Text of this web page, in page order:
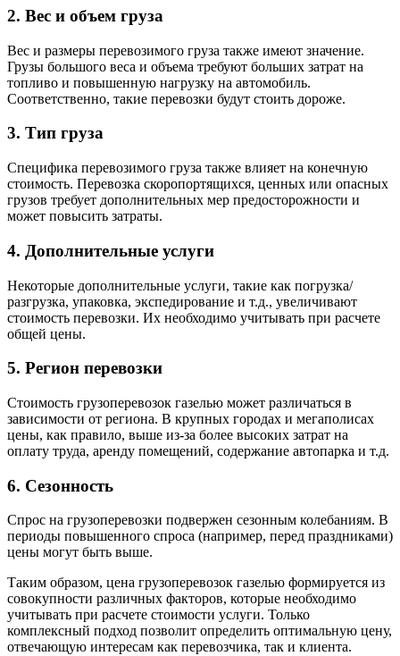
2. Вес и объем груза
Вес и размеры перевозимого груза также имеют значение.
Грузы большого веса и объема требуют больших затрат на
топливо и повышенную нагрузку на автомобиль.
Соответственно, такие перевозки будут стоить дороже.
3. Тип груза
Специфика перевозимого груза также влияет на конечную
стоимость. Перевозка скоропортящихся, ценных или опасных
грузов требует дополнительных мер предосторожности и
может повысить затраты.
4. Дополнительные услуги
Некоторые дополнительные услуги, такие как погрузка/
разгрузка, упаковка, экспедирование и т.д., увеличивают
стоимость перевозки. Их необходимо учитывать при расчете
общей цены.
5. Регион перевозки
Стоимость грузоперевозок газелью может различаться в
зависимости от региона. В крупных городах и мегаполисах
цены, как правило, выше из-за более высоких затрат на
оплату труда, аренду помещений, содержание автопарка и т.д.
6. Сезонность
Спрос на грузоперевозки подвержен сезонным колебаниям. В
периоды повышенного спроса (например, перед праздниками)
цены могут быть выше.
Таким образом, цена грузоперевозок газелью формируется из
совокупности различных факторов, которые необходимо
учитывать при расчете стоимости услуги. Только
комплексный подход позволит определить оптимальную цену,
отвечающую интересам как перевозчика, так и клиента.